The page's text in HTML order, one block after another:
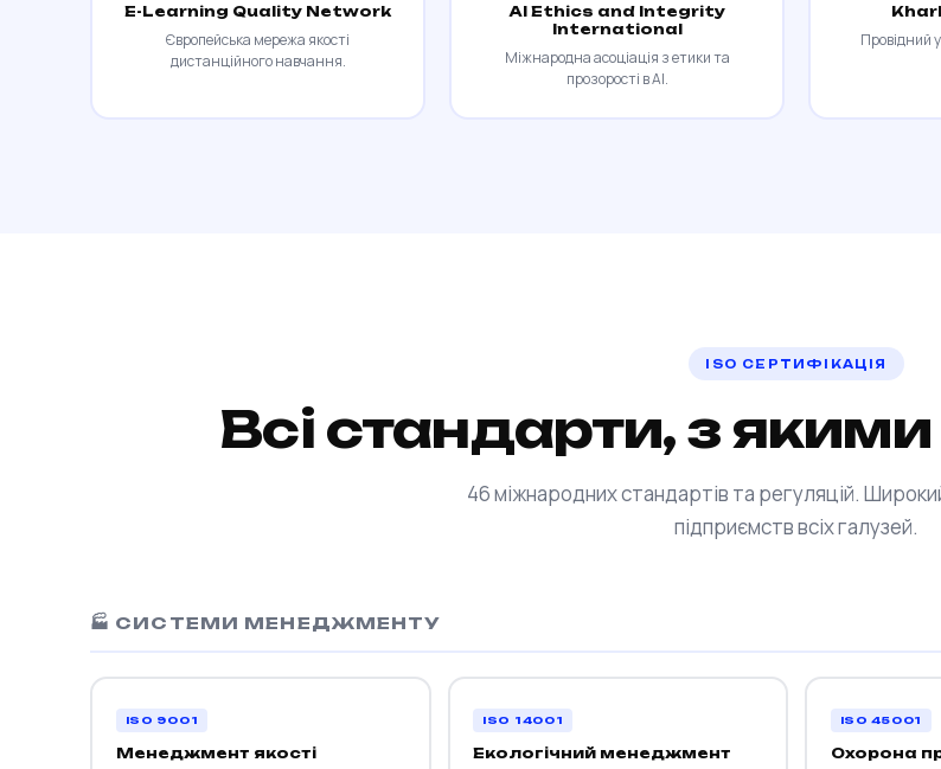
E-Learning Quality Network
Європейська мережа якості
дистанційного навчання.
AI Ethics and Integrity
International
Міжнародна асоціація з етики та
прозорості в AI.
Провідний
ISO СЕРТИФІКАЦІЯ
Всі стандарти, з
46 міжнародних стандартів та регуляцій.
підприємств всіх галузей.
🏭 СИСТЕМИ МЕНЕДЖМЕНТУ
ISO 9001
Менеджмент якості
ISO 14001
Екологічний менеджмент
ISO 45001
Охорона